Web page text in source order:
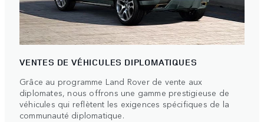
VENTES DE VÉHICULES DIPLOMATIQUES
Grâce au programme Land Rover de vente aux
diplomates, nous offrons une gamme prestigieuse de
véhicules qui reflètent les exigences spécifiques de la
communauté diplomatique.